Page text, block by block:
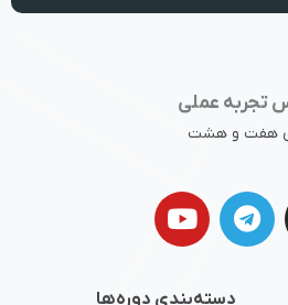
هفت و هشت
دسته‌بندی دوره‌ها